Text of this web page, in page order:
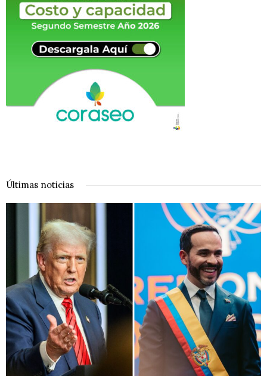
Últimas noticias